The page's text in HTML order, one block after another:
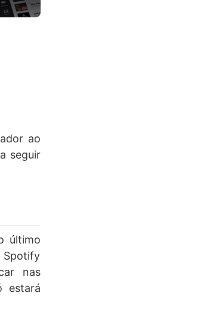
ao
seguir
último
Spotify
nas
estará